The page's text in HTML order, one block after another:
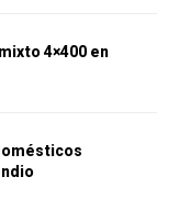
4×400 en